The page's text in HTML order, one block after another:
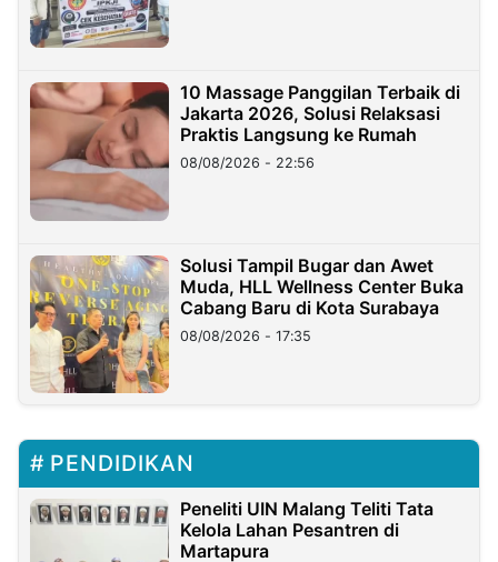
10 Massage Panggilan Terbaik di
Jakarta 2026, Solusi Relaksasi
Praktis Langsung ke Rumah
08/08/2026 - 22:56
Solusi Tampil Bugar dan Awet
Muda, HLL Wellness Center Buka
Cabang Baru di Kota Surabaya
08/08/2026 - 17:35
PENDIDIKAN
Peneliti UIN Malang Teliti Tata
Kelola Lahan Pesantren di
Martapura